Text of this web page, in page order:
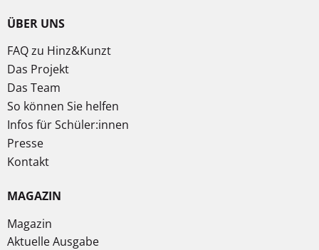
ÜBER UNS
FAQ zu Hinz&Kunzt
Das Projekt
Das Team
So können Sie helfen
Infos für Schüler:innen
Presse
Kontakt
MAGAZIN
Magazin
Aktuelle Ausgabe